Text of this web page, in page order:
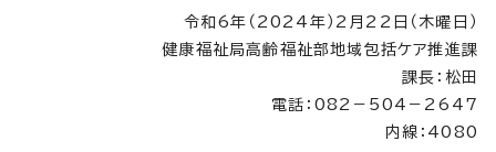
令和6年（2024年）2月22日（木曜日）
健康福祉局高齢福祉部地域包括ケア推進課
課長：松田
電話：082－504－2647
内線：4080